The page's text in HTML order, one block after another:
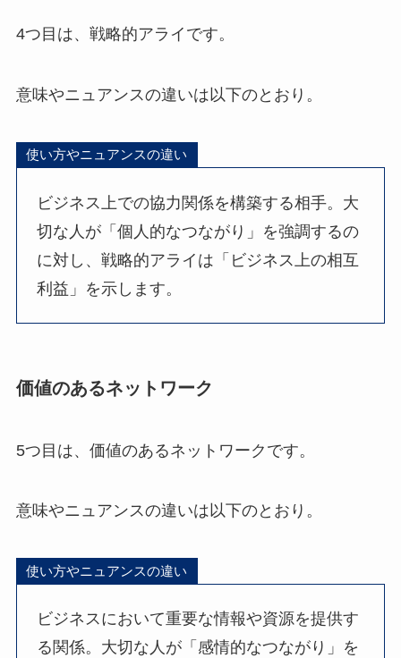
4つ目は、戦略的アライです。
意味やニュアンスの違いは以下のとおり。
使い方やニュアンスの違い
ビジネス上での協力関係を構築する相手。大
切な人が「個人的なつながり」を強調するの
に対し、戦略的アライは「ビジネス上の相互
利益」を示します。
価値のあるネットワーク
5つ目は、価値のあるネットワークです。
意味やニュアンスの違いは以下のとおり。
使い方やニュアンスの違い
ビジネスにおいて重要な情報や資源を提供す
る関係。大切な人が「感情的なつながり」を